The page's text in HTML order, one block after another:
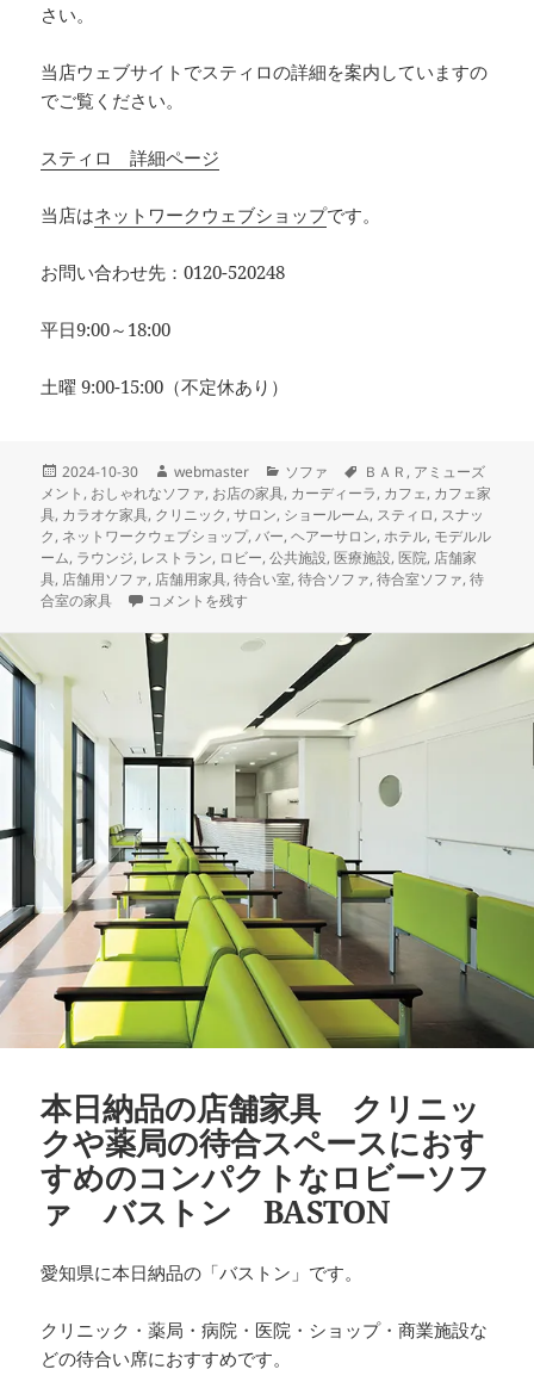
さい。
当店ウェブサイトでスティロの詳細を案内していますの
でご覧ください。
スティロ 詳細ページ
当店はネットワークウェブショップです。
お問い合わせ先：0120-520248
平日9:00～18:00
土曜 9:00-15:00（不定休あり）
投
稿
日:
2024-10-30
作
成
者
webmaster
カ
テ
ゴ
リ
ー
ソファ
タ
グ
ＢＡＲ , アミューズ
メント , おしゃれなソファ, お店の家具, カーディーラ, カフェ, カフェ家
具, カラオケ家具, クリニック,サロン, ショールーム, スティロ, スナッ
ク, ネットワークウェブショップ,バー,ヘアーサロン,ホテル, モデルル
ーム, ラウンジ, レストラン, ロビー,公共施設,医療施設,医院, 店舗家
具, 店舗用ソファ, 店舗用家具,待合い室,待合ソファ,待合室ソファ,待
合室の家具
本日納品の店舗家具 ふっくらと可愛らしいソフトキル
コメントを残す
本日納品の店舗家具 クリニッ
クや薬局の待合スペースにおす
すめのコンパクトなロビーソフ
ァ バストン BASTON
愛知県に本日納品の「バストン」です。
クリニック・薬局・病院・医院・ショップ・商業施設な
どの待合い席におすすめです。